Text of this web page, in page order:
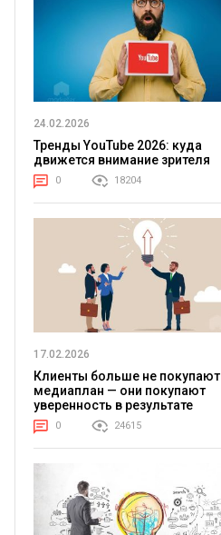
24.02.2026
Тренды YouTube 2026: куда
движется внимание зрителя
0 18204
17.02.2026
Клиенты больше не покупают
медиаплан — они покупают
уверенность в результате
0 24615